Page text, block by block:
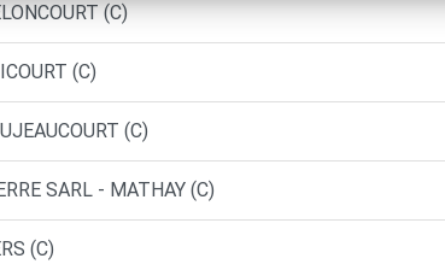
(C)
(C)
(C)
SARL - MATHAY (C)
(C)